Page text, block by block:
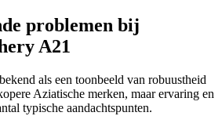
problemen bij
A21
als een toonbeeld van robuustheid
Aziatische merken, maar ervaring en
typische aandachtspunten.